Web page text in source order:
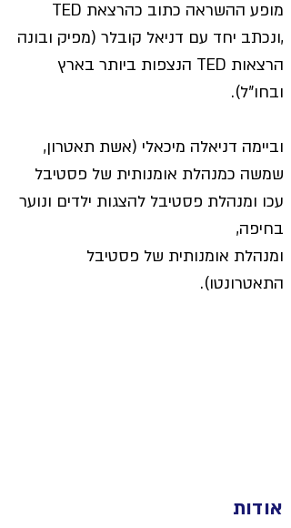
,ונכתב יחד עם דניאל קובלר (מפיק ובונה
הרצאות TED הנצפות ביותר בארץ
ובחו"ל).
וביימה דניאלה מיכאלי (אשת תאטרון,
שמשה כמנהלת אומנותית של פסטיבל
עכו ומנהלת פסטיבל להצגות ילדים ונוער
בחיפה,
ומנהלת אומנותית של פסטיבל
התאטרונטו).
אודות